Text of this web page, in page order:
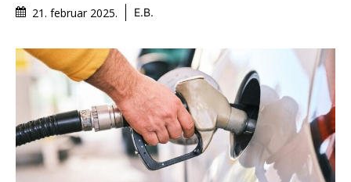
21. februar 2025. E.B.